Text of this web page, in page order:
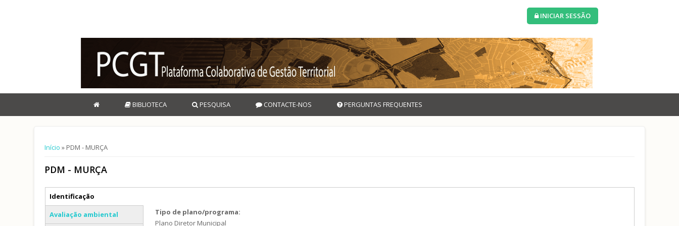
INICIAR SESSÃO
BIBLIOTECA PESQUISA CONTACTE-NOS PERGUNTAS FREQUENTES
Está aqui
Início » PDM - MURÇA
PDM - MURÇA
Separadores verticais
Identificação
(separador ativo)
Avaliação ambiental
Tipo de plano/programa:
Plano Diretor Municipal